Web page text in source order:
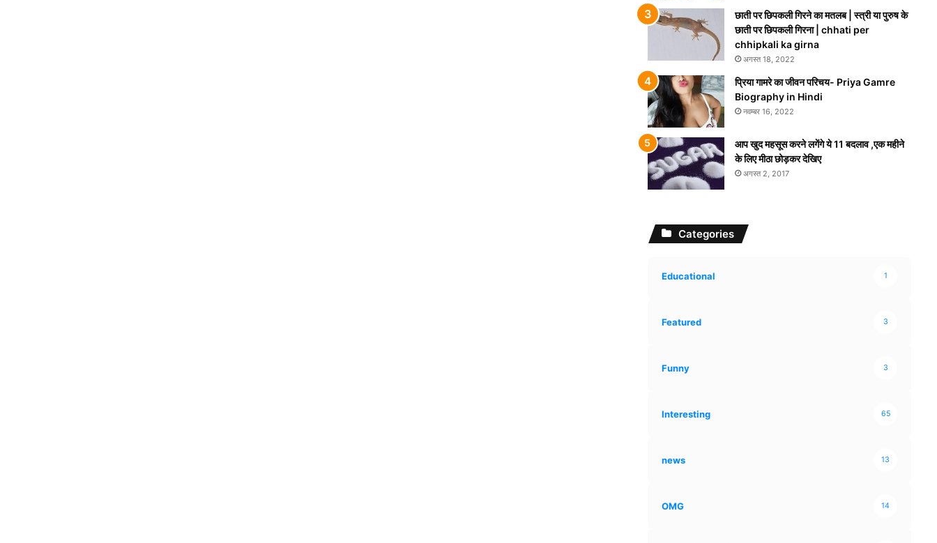
छाती पर छिपकली गिरने का मतलब | स्त्री या पुरुष के
छाती पर छिपकली गिरना | chhati per
chhipkali ka girna
अगस्त 18, 2022
प्रिया गामरे का जीवन परिचय- Priya Gamre
Biography in Hindi
नवम्बर 16, 2022
आप खुद महसूस करने लगेंगे ये 11 बदलाव ,एक महीने
के लिए मीठा छोड़कर देखिए
अगस्त 2, 2017
Categories
Educational 1
Featured 3
Funny 3
Interesting 65
news 13
OMG 14